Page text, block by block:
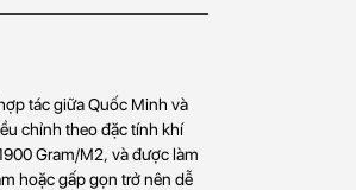
tác giữa Quốc Minh và
chỉnh theo đặc tính khí
Gram/M2, và được làm
hoặc gấp gọn trở nên dễ